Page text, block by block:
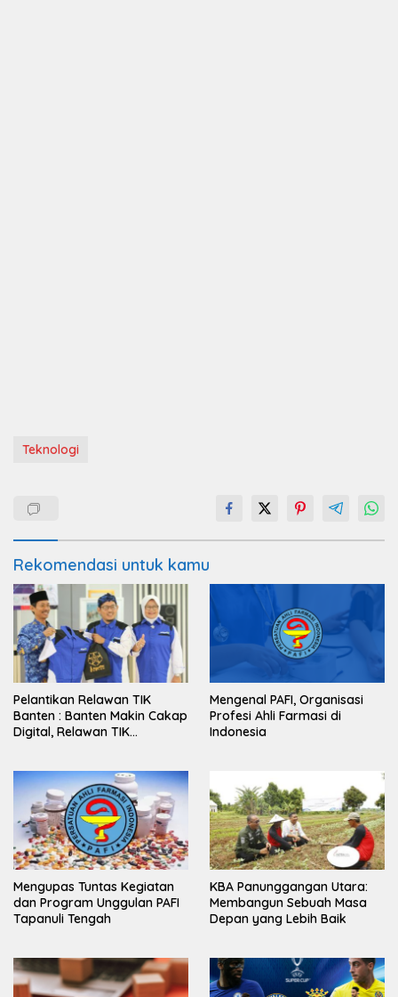
Teknologi
Rekomendasi untuk kamu
Pelantikan Relawan TIK
Banten : Banten Makin Cakap
Digital, Relawan TIK
Mengenal PAFI, Organisasi
Profesi Ahli Farmasi di
Indonesia
Mengupas Tuntas Kegiatan
dan Program Unggulan PAFI
Tapanuli Tengah
KBA Panunggangan Utara:
Membangun Sebuah Masa
Depan yang Lebih Baik